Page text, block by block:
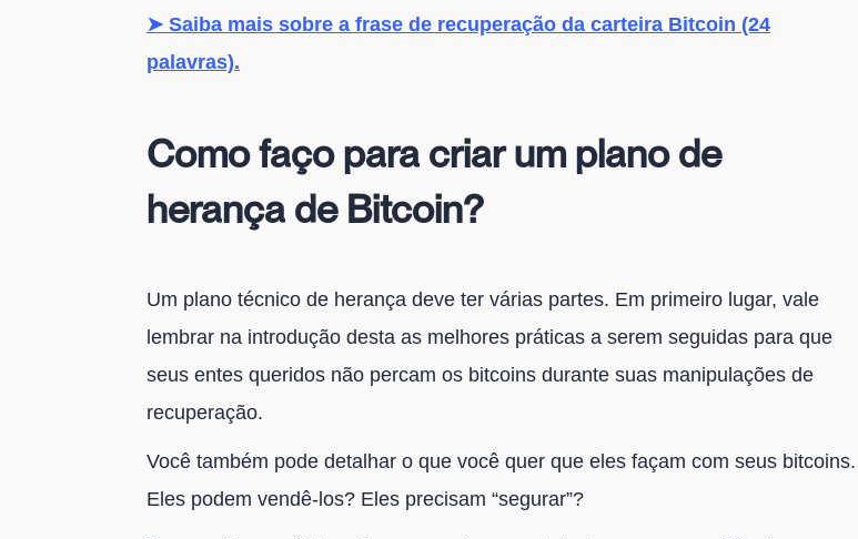
➤ Saiba mais sobre a frase de recuperação da carteira Bitcoin (24
palavras).
Como faço para criar um plano de
herança de Bitcoin?
Um plano técnico de herança deve ter várias partes. Em primeiro lugar, vale
lembrar na introdução desta as melhores práticas a serem seguidas para que
seus entes queridos não percam os bitcoins durante suas manipulações de
recuperação.
Você também pode detalhar o que você quer que eles façam com seus bitcoins.
Eles podem vendê-los? Eles precisam “segurar”?